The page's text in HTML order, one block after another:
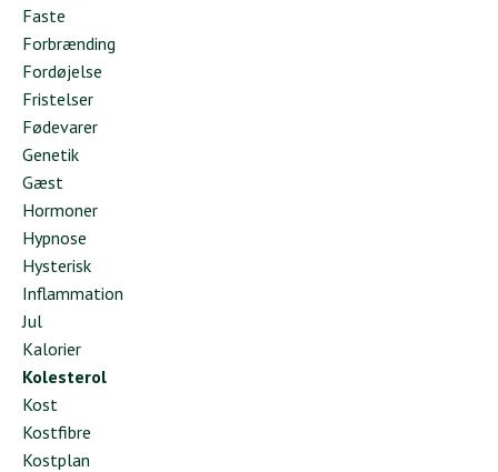
Faste
Forbrænding
Fordøjelse
Fristelser
Fødevarer
Genetik
Gæst
Hormoner
Hypnose
Hysterisk
Inflammation
Jul
Kalorier
Kolesterol
Kost
Kostfibre
Kostplan